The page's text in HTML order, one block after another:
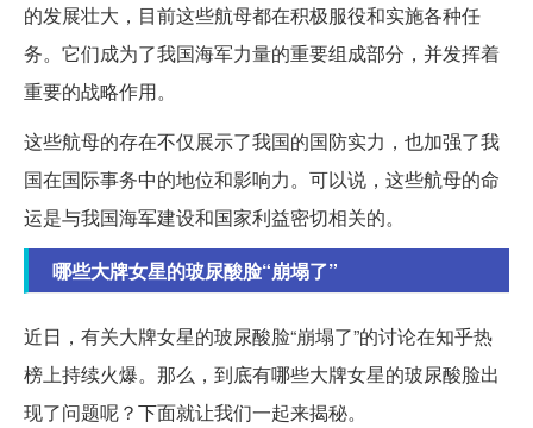
的发展壮大，目前这些航母都在积极服役和实施各种任
务。它们成为了我国海军力量的重要组成部分，并发挥着
重要的战略作用。
这些航母的存在不仅展示了我国的国防实力，也加强了我
国在国际事务中的地位和影响力。可以说，这些航母的命
运是与我国海军建设和国家利益密切相关的。
哪些大牌女星的玻尿酸脸“崩塌了”
近日，有关大牌女星的玻尿酸脸“崩塌了”的讨论在知乎热
榜上持续火爆。那么，到底有哪些大牌女星的玻尿酸脸出
现了问题呢？下面就让我们一起来揭秘。